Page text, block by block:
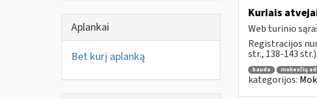
Aplankai
Bet kurį aplanką
Kuriais
Web turinio
Registracijos
str., 138-143
bauda mokesčių
kategorijos: